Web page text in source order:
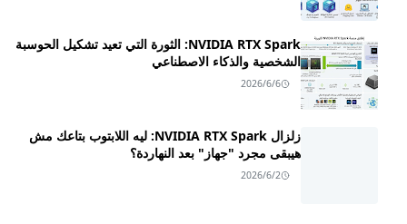
NVIDIA RTX Spark: الثورة التي تعيد تشكيل الحوسبة
الشخصية والذكاء الاصطناعي
2026/6/6
زلزال NVIDIA RTX Spark: ليه اللابتوب بتاعك مش
هيبقى مجرد "جهاز" بعد النهاردة؟
2026/6/2